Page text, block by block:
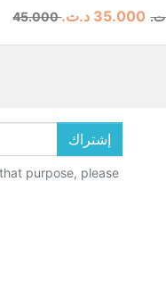
السعر الأساسي د.ت.‏ 35.000 د.ت.‏
إشتراك
purpose, please